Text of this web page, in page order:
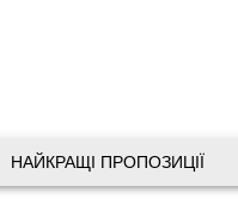
НАЙКРАЩІ ПРОПОЗИЦІЇ